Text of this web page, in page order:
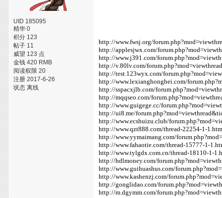
UID 185095
精华 0
积分 123
帖子 11
威望 123 点
金钱 420 RMB
阅读权限 20
注册 2017-6-26
状态 离线
http://www.fwsj.org/
http://applesjwx.com/
http://www.j391.com/
http://v.80lv.com/
http://test.123wyx.com/
http://www.lexianghongbei.com/
http://sspacxjlb.com/
http://mqqseo.com/
http://www.guigege.cc/
http://ui8.me/
http://www.ecshuizu.club/
http://www.qzt888.com/thread-22254-1-
http://www.yymaimang.com/
http://www.fahaotie.com/thread-15777-1-
http://www.tylgdx.com.cn/thread-18110-1-
http://hdlmoney.com/
http://www.guihuashus.com/
http://www.kashenzj.com/
http://gonglidao.com/
http://m.dgymm.com/